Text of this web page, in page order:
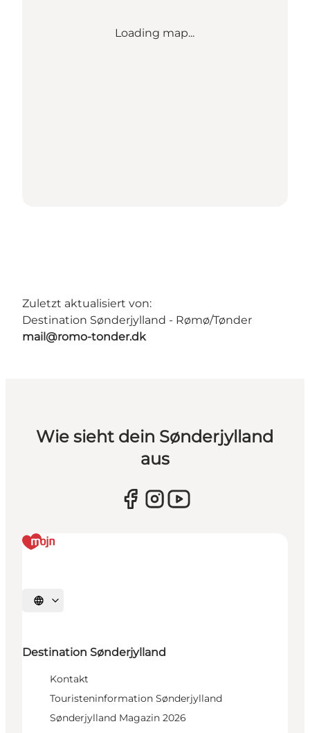
Loading map...
Zuletzt aktualisiert von:
Destination Sønderjylland - Rømø/Tønder
mail@romo-tonder.dk
Wie sieht dein Sønderjylland
aus
Sprache auswählen
Destination Sønderjylland
Kontakt
Touristeninformation Sønderjylland
Sønderjylland Magazin 2026